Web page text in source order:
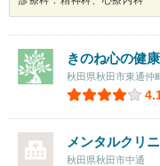
きのね心の健
秋田県秋田市東通仲
メンタルクリ
秋田県秋田市中通